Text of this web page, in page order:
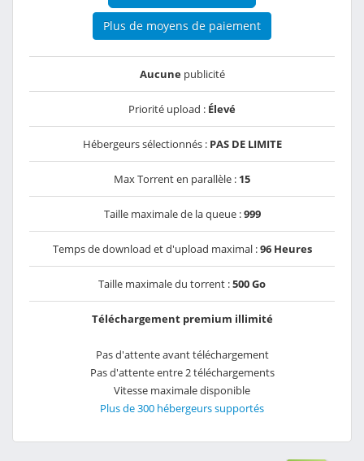
Plus de moyens de paiement
Aucunepublicité
Priorité upload : Élevé
Hébergeurs sélectionnés : PAS DE LIMITE
Max Torrent en parallèle : 15
Taille maximale de la queue :999
Temps de download et d'upload maximal :96 Heures
Taille maximale du torrent :500 Go
Téléchargement premium illimité
Pas d'attente avant téléchargement
Pas d'attente entre 2 téléchargements
Vitesse maximale disponible
Plus de 300 hébergeurs supportés